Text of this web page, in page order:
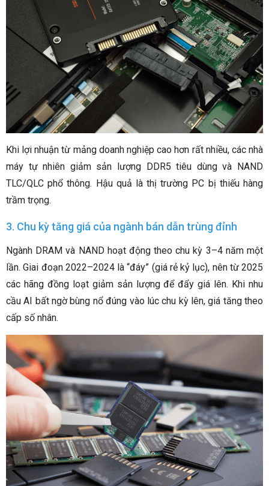
Khi lợi nhuận từ mảng doanh nghiệp cao hơn rất nhiều, các nhà
máy tự nhiên giảm sản lượng DDR5 tiêu dùng và NAND
TLC/QLC phổ thông. Hậu quả là thị trường PC bị thiếu hàng
trầm trọng.
3. Chu kỳ tăng giá của ngành bán dẫn trùng đỉnh
Ngành DRAM và NAND hoạt động theo chu kỳ 3–4 năm một
lần. Giai đoạn 2022–2024 là “đáy” (giá rẻ kỷ lục), nên từ 2025
các hãng đồng loạt giảm sản lượng để đẩy giá lên. Khi nhu
cầu AI bất ngờ bùng nổ đúng vào lúc chu kỳ lên, giá tăng theo
cấp số nhân.